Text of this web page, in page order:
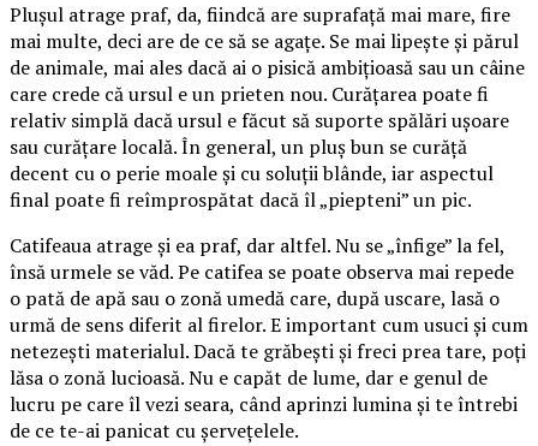
Plușul atrage praf, da, fiindcă are suprafață mai mare, fire
mai multe, deci are de ce să se agațe. Se mai lipește și părul
de animale, mai ales dacă ai o pisică ambițioasă sau un câine
care crede că ursul e un prieten nou. Curățarea poate fi
relativ simplă dacă ursul e făcut să suporte spălări ușoare
sau curățare locală. În general, un pluș bun se curăță
decent cu o perie moale și cu soluții blânde, iar aspectul
final poate fi reîmprospătat dacă îl „piepteni” un pic.
Catifeaua atrage și ea praf, dar altfel. Nu se „înfige” la fel,
însă urmele se văd. Pe catifea se poate observa mai repede
o pată de apă sau o zonă umedă care, după uscare, lasă o
urmă de sens diferit al firelor. E important cum usuci și cum
netezești materialul. Dacă te grăbești și freci prea tare, poți
lăsa o zonă lucioasă. Nu e capăt de lume, dar e genul de
lucru pe care îl vezi seara, când aprinzi lumina și te întrebi
de ce te-ai panicat cu șervețelele.